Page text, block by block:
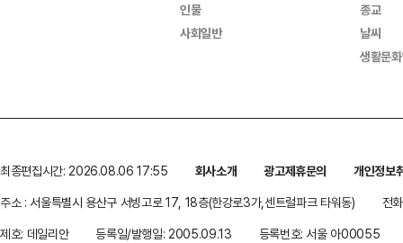
인물
사회일반
종교
날씨
생활문
최종편집시간: 2026.08.06 17:55 회사소개 광고제휴문의
개인정보
주소 : 서울특별시 용산구 서빙고로 17, 18층(한강로3가,센트럴파크 타워동)
전
제호: 데일리안
등록일/발행일: 2005.09.13 등록번호: 서울 아00055